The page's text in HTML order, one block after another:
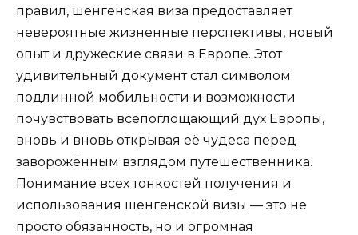
правил, шенгенская виза предоставляет
невероятные жизненные перспективы, новый
опыт и дружеские связи в Европе. Этот
удивительный документ стал символом
подлинной мобильности и возможности
почувствовать всепоглощающий дух Европы,
вновь и вновь открывая её чудеса перед
заворожённым взглядом путешественника.
Понимание всех тонкостей получения и
использования шенгенской визы — это не
просто обязанность, но и огромная